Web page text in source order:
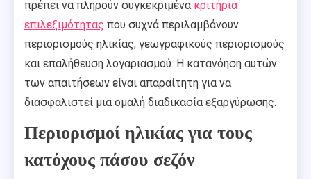
πρέπει να πληρούν συγκεκριμένα κριτήρια
επιλεξιμότητας που συχνά περιλαμβάνουν
περιορισμούς ηλικίας, γεωγραφικούς περιορισμούς
και επαλήθευση λογαριασμού. Η κατανόηση αυτών
των απαιτήσεων είναι απαραίτητη για να
διασφαλιστεί μια ομαλή διαδικασία εξαργύρωσης.
Περιορισμοί ηλικίας για τους
κατόχους πάσου σεζόν